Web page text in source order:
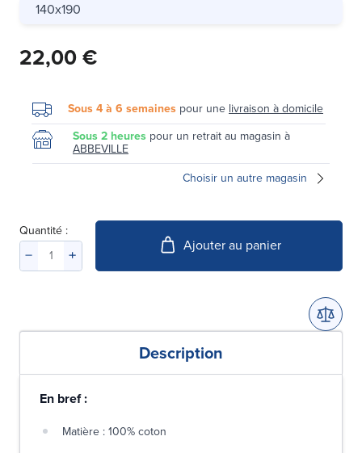
140x190
22,00 €
Sous 4 à 6 semaines pour une livraison à domicile
Sous 2 heures pour un retrait au magasin à
ABBEVILLE
Choisir un autre magasin
Quantité :
Ajouter au panier
Description
En bref :
Matière : 100% coton